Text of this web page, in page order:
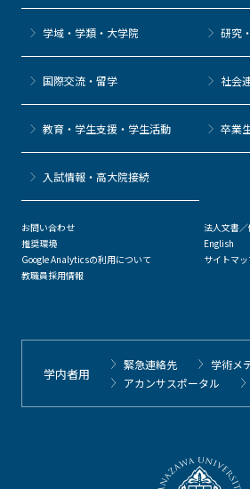
学域・学類・大学院 研究
国際交流・留学 社会
教育・学生支援・学生活動 卒業
⼊試情報・高大院接続
お問い合わせ
推奨環境
Google Analyticsの利用について
教職員採用情報
法人文書
English
サイトマ
学内者用
緊急連絡先
学術メ
アカンサスポータル